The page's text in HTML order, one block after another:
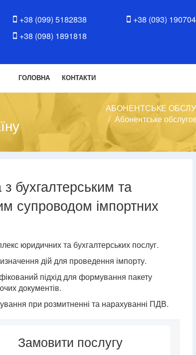
+38 (099) 5182838
+38 (098) 1891818
+38 (093)
ГОЛОВНА КОНТАКТИ
АБОНЕНТСЬКЕ
Абонентське
бухгалтерським та
супроводом імпортних
юридичних та бухгалтерських послуг.
дій для проведення імпорту.
підхід для формування пакету
документів.
при розмитненні та нарахуванні ПДВ.